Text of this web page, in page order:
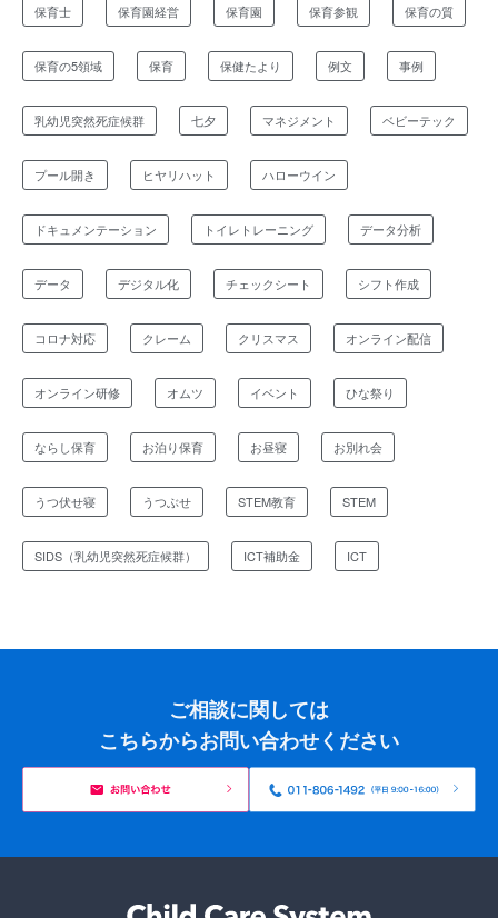
保育士 保育園経営 保育園 保育参観 保育の質
保育の5領域 保育 保健たより 例文 事例
乳幼児突然死症候群 七夕 マネジメント ベビーテック
プール開き ヒヤリハット ハローウイン
ドキュメンテーション トイレトレーニング データ分析
データ デジタル化 チェックシート シフト作成
コロナ対応 クレーム クリスマス オンライン配信
オンライン研修 オムツ イベント ひな祭り
ならし保育 お泊り保育 お昼寝 お別れ会
うつ伏せ寝 うつぶせ STEM教育 STEM
SIDS（乳幼児突然死症候群） ICT補助金 ICT
ご相談に関しては
こちらからお問い合わせください